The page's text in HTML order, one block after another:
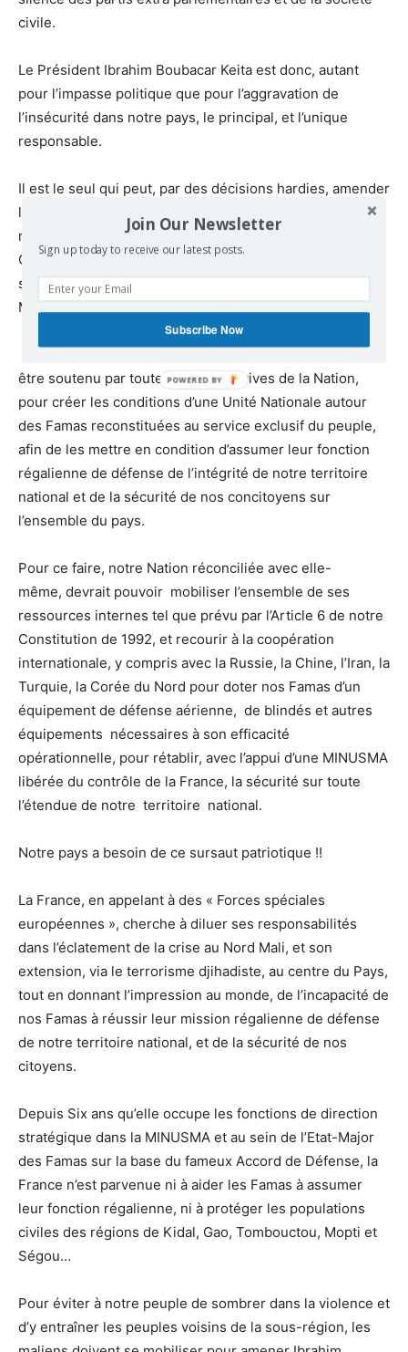
civile.
Le Président Ibrahim Boubacar Keita est donc, autant
pour l’impasse politique que pour l’aggravation de
l’insécurité dans notre pays, le principal, et l’unique
responsable.
Il est le seul qui peut, par des décisions hardies, amender
les termes de référence du DNI pour le rendre
réellement inclusif. Il peut également révoquer le
Conseiller Français de l’Etat-Major des Famas, et
s’investir à changer le contenu du mandat de la
MINUSMA.
être soutenu par toutes les forces vives de la Nation,
pour créer les conditions d’une Unité Nationale autour
des Famas reconstituées au service exclusif du peuple,
afin de les mettre en condition d’assumer leur fonction
régalienne de défense de l’intégrité de notre territoire
national et de la sécurité de nos concitoyens sur
l’ensemble du pays.
Pour ce faire, notre Nation réconciliée avec elle-
même, devrait pouvoir mobiliser l’ensemble de ses
ressources internes tel que prévu par l’Article 6 de notre
Constitution de 1992, et recourir à la coopération
internationale, y compris avec la Russie, la Chine, l’Iran, la
Turquie, la Corée du Nord pour doter nos Famas d’un
équipement de défense aérienne, de blindés et autres
équipements nécessaires à son efficacité
opérationnelle, pour rétablir, avec l’appui d’une MINUSMA
libérée du contrôle de la France, la sécurité sur toute
l’étendue de notre territoire national.
Notre pays a besoin de ce sursaut patriotique !!
La France, en appelant à des « Forces spéciales
européennes », cherche à diluer ses responsabilités
dans l’éclatement de la crise au Nord Mali, et son
extension, via le terrorisme djihadiste, au centre du Pays,
tout en donnant l’impression au monde, de l’incapacité de
nos Famas à réussir leur mission régalienne de défense
de notre territoire national, et de la sécurité de nos
citoyens.
Depuis Six ans qu’elle occupe les fonctions de direction
stratégique dans la MINUSMA et au sein de l’Etat-Major
des Famas sur la base du fameux Accord de Défense, la
France n’est parvenue ni à aider les Famas à assumer
leur fonction régalienne, ni à protéger les populations
civiles des régions de Kidal, Gao, Tombouctou, Mopti et
Ségou…
Pour éviter à notre peuple de sombrer dans la violence et
d’y entraîner les peuples voisins de la sous-région, les
Join Our Newsletter
Sign up today to receive our latest posts.
Subscribe Now